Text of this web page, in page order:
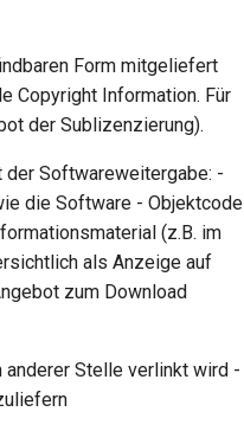
Form mitgeliefert
Copyright Information. Für
der Sublizenzierung).
Softwareweitergabe: -
die Software - Objektcode
(z.B. im
als Anzeige auf
zum Download
Stelle verlinkt wird -